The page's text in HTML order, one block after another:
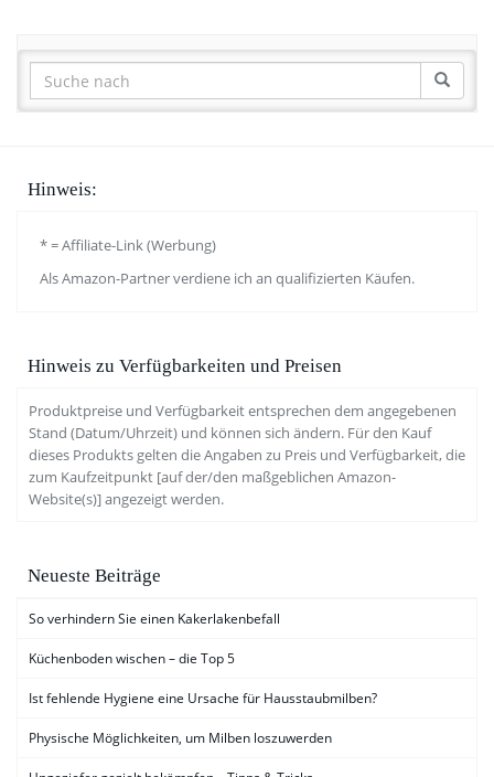
Hinweis:
* = Affiliate-Link (Werbung)
Als Amazon-Partner verdiene ich an qualifizierten Käufen.
Hinweis zu Verfügbarkeiten und Preisen
Produktpreise und Verfügbarkeit entsprechen dem angegebenen
Stand (Datum/Uhrzeit) und können sich ändern. Für den Kauf
dieses Produkts gelten die Angaben zu Preis und Verfügbarkeit, die
zum Kaufzeitpunkt [auf der/den maßgeblichen Amazon-
Website(s)] angezeigt werden.
Neueste Beiträge
So verhindern Sie einen Kakerlakenbefall
Küchenboden wischen – die Top 5
Ist fehlende Hygiene eine Ursache für Hausstaubmilben?
Physische Möglichkeiten, um Milben loszuwerden